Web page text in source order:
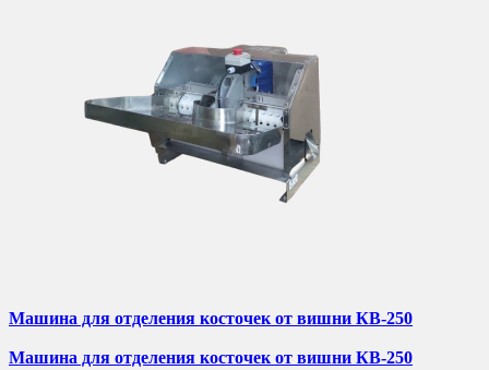
Машина для отделения косточек от вишни КВ-250
Машина для отделения косточек от вишни КВ-250